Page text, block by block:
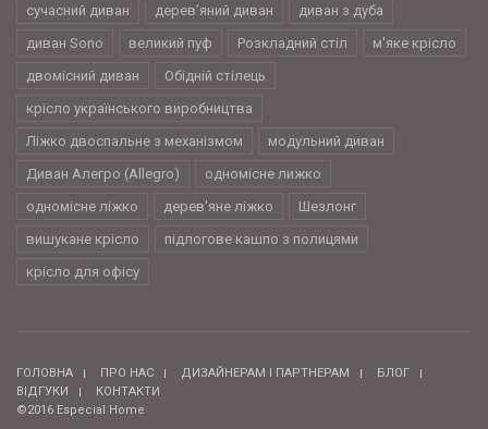
сучасний диван
дерев’яний диван
диван з дуба
диван Sono
великий пуф Розкладний стіл
м'яке крісло
двомісний диван
Обідній стілець
крісло українського виробництва
Ліжко двоспальне з механізмом
модульний диван
Диван Алегро (Allegro)
одномісне лижко
одномісне ліжко
дерев'яне ліжко
Шезлонг
вишукане крісло
підлогове кашпо з полицями
крісло для офісу
ГОЛОВНА ПРО НАС ДИЗАЙНЕРАМ І ПАРТНЕРАМ
БЛОГ
ВІДГУКИ
КОНТАКТИ
©2016 Especial Home